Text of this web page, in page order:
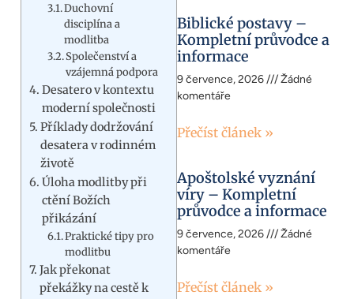
Duchovní
disciplína a
modlitba
Společenství a
vzájemná podpora
Desatero v kontextu
moderní společnosti
Příklady dodržování
desatera v rodinném
životě
Úloha modlitby při
ctění Božích
přikázání
Praktické tipy pro
modlitbu
Jak překonat
překážky na cestě k
Biblické postavy –
Kompletní průvodce a
informace
9 července, 2026
Žádné
komentáře
Přečíst článek »
Apoštolské vyznání
víry – Kompletní
průvodce a informace
9 července, 2026
Žádné
komentáře
Přečíst článek »